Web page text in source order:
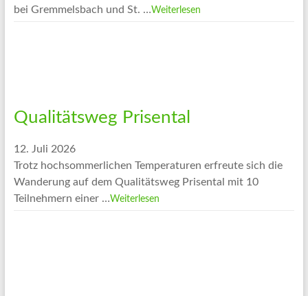
bei Gremmelsbach und St. …Weiterlesen
Qualitätsweg Prisental
12. Juli 2026
Trotz hochsommerlichen Temperaturen erfreute sich die
Wanderung auf dem Qualitätsweg Prisental mit 10
Teilnehmern einer …Weiterlesen